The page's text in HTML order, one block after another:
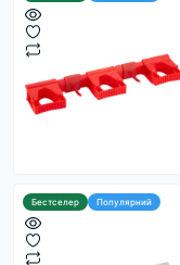
Бестселер Популярний